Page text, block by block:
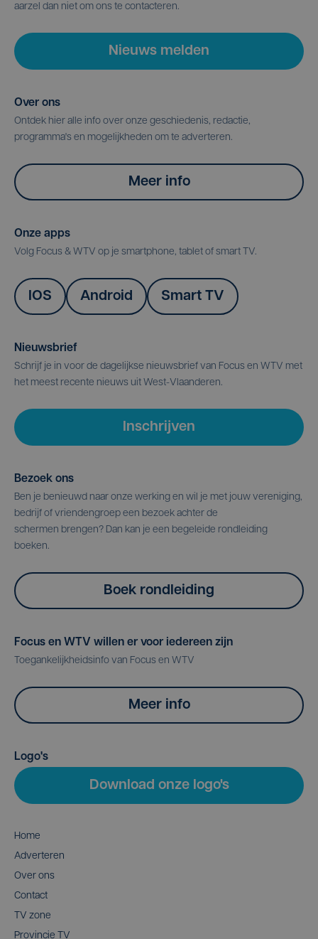
aarzel dan niet om ons te contacteren.
Nieuws melden
Over ons
Ontdek hier alle info over onze geschiedenis, redactie,
programma's en mogelijkheden om te adverteren.
Meer info
Onze apps
Volg Focus & WTV op je smartphone, tablet of smart TV.
IOS Android Smart TV
Nieuwsbrief
Schrijf je in voor de dagelijkse nieuwsbrief van Focus en WTV met
het meest recente nieuws uit West-Vlaanderen.
Inschrijven
Bezoek ons
Ben je benieuwd naar onze werking en wil je met jouw vereniging,
bedrijf of vriendengroep een bezoek achter de
schermen brengen? Dan kan je een begeleide rondleiding
boeken.
Boek rondleiding
Focus en WTV willen er voor iedereen zijn
Toegankelijkheidsinfo van Focus en WTV
Meer info
Logo's
Download onze logo's
Home
Adverteren
Over ons
Contact
TV zone
Provincie TV